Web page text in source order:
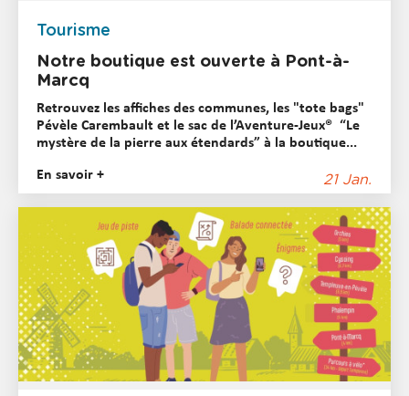
Tourisme
Notre boutique est ouverte à Pont-à-
Marcq
Retrouvez les affiches des communes, les "tote bags"
Pévèle Carembault et le sac de l’Aventure-Jeux® “Le
mystère de la pierre aux étendards” à la boutique...
En savoir + 21 Jan.